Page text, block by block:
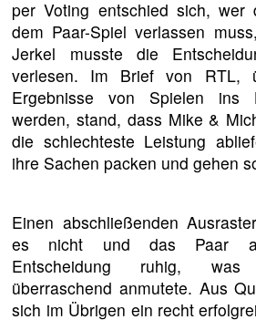
per Voting entschied sich, wer
dem Paar-Spiel verlassen
Jerkel musste die
verlesen. Im Brief von RTL,
Ergebnisse von Spielen ins
werden, stand, dass Mike &
die schlechteste Leistung
ihre Sachen packen und gehen
Einen abschließenden
es nicht und das Paar
Entscheidung ruhig,
überraschend anmutete. Aus
sich im Übrigen ein recht